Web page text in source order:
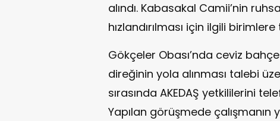
alındı. Kabasakal Camii’nin
hızlandırılması için ilgili
Gökçeler Obası’nda ceviz
direğinin yola alınması talebi
sırasında AKEDAŞ yetkililerini
Yapılan görüşmede çalışmanın